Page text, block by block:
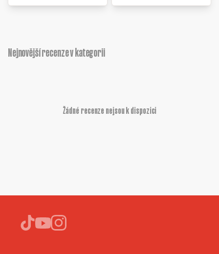
Nejnovější recenze v kategorii
Žádné recenze nejsou k dispozici